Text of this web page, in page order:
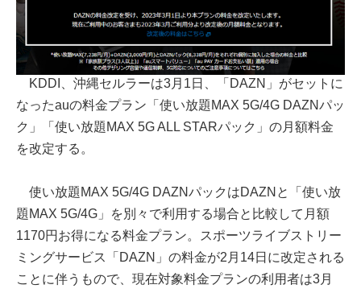
KDDI、沖縄セルラーは3月1日、「DAZN」がセットに
なったauの料金プラン「使い放題MAX 5G/4G DAZNパッ
ク」「使い放題MAX 5G ALL STARパック」の月額料金
を改定する。
使い放題MAX 5G/4G DAZNパックはDAZNと「使い放
題MAX 5G/4G」を別々で利用する場合と比較して月額
1170円お得になる料金プラン。スポーツライブストリー
ミングサービス「DAZN」の料金が2月14日に改定される
ことに伴うもので、現在対象料金プランの利用者は3月